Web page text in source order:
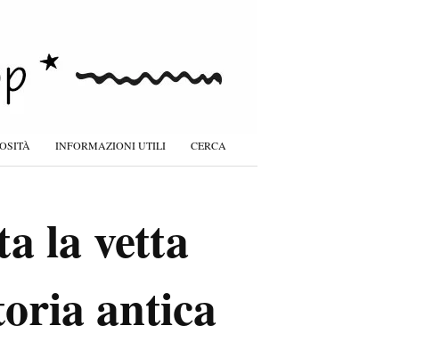
INFORMAZIONI UTILI CERCA
la vetta
antica